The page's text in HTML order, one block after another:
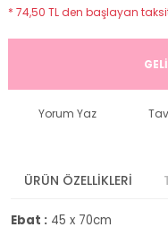
* 74,50 TL den başlayan
Yorum Yaz
ÜRÜN ÖZELLİKLERİ
Ebat : 45 x 70cm